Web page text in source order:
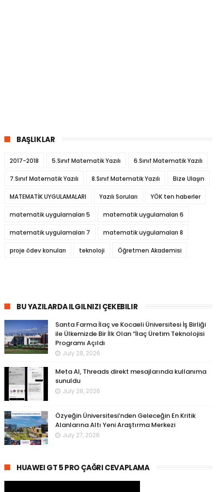
BAŞLIKLAR
2017-2018 5.Sınıf Matematik Yazılı 6.Sınıf Matematik Yazılı
7.Sınıf Matematik Yazılı 8.Sınıf Matematik Yazılı Bize Ulaşın
MATEMATİK UYGULAMALARI Yazılı Soruları YÖK ten haberler
matematik uygulamaları 5 matematik uygulamaları 6
matematik uygulamaları 7 matematik uygulamaları 8
proje ödev konuları teknoloji Öğretmen Akademisi
BU YAZILARDA ILGILNIZI ÇEKEBILIR
Santa Farma İlaç ve Kocaeli Üniversitesi İş Birliği
ile Ülkemizde Bir İlk Olan “İlaç Üretim Teknolojisi
Programı Açıldı
July 28, 2026
Meta AI, Threads direkt mesajlarında kullanıma
sunuldu
July 28, 2026
Özyeğin Üniversitesi’nden Geleceğin En Kritik
Alanlarına Altı Yeni Araştırma Merkezi
July 27, 2026
HUAWEI GT 5 PRO ÇAĞRI CEVAPLAMA